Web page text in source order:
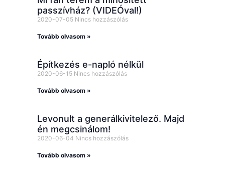
passzívház? (VIDEÓval!)
2020-07-05 Nincs hozzászólás
Tovább olvasom »
Építkezés e-napló nélkül
2020-06-15 Nincs hozzászólás
Tovább olvasom »
Levonult a generálkivitelező. Majd
én megcsinálom!
2020-06-04 Nincs hozzászólás
Tovább olvasom »